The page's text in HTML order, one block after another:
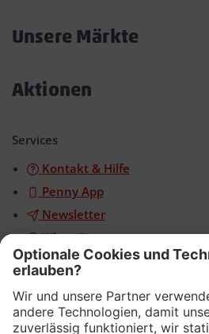
Unsere Märkte
Aktionen
Services
Kontakt & Hilfe
Penny App
Newsletter
WhatsApp
App